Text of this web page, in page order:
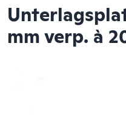
mm verp. à